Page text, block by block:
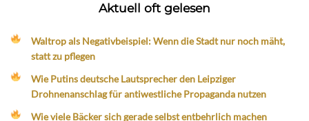
Aktuell oft gelesen
Waltrop als Negativbeispiel: Wenn die Stadt nur noch mäht,
statt zu pflegen
Wie Putins deutsche Lautsprecher den Leipziger
Drohnenanschlag für antiwestliche Propaganda nutzen
Wie viele Bäcker sich gerade selbst entbehrlich machen